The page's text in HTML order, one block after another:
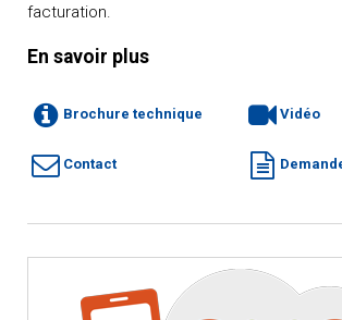
facturation.
En savoir plus
Brochure technique Vidéo
Contact